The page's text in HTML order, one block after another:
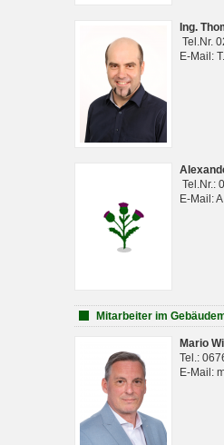
Ing.
Tel.Nr.
E-Mail:
Tel.Nr.:
E-Mail:
Mitarbeiter im
Mario
Tel.:
E-Mail: